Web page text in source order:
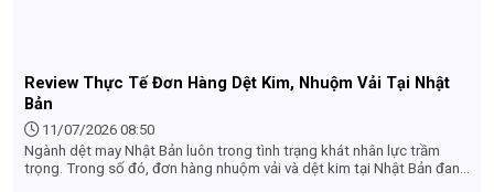
Review Thực Tế Đơn Hàng Dệt Kim, Nhuộm Vải Tại Nhật
Bản
11/07/2026 08:50
Ngành dệt may Nhật Bản luôn trong tình trạng khát nhân lực trầm
trọng. Trong số đó, đơn hàng nhuộm vải và dệt kim tại Nhật Bản đang